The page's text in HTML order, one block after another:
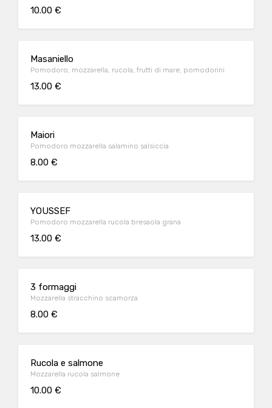
10.00 €
Masaniello
Pomodoro, mozzarella, rucola, frutti di mare, pomodorini
13.00 €
Maiori
Pomodoro mozzarella salamino salsiccia
8.00 €
YOUSSEF
Pomodoro mozzarella rucola bresaola grana
13.00 €
3 formaggi
Mozzarella stracchino scamorza
8.00 €
Rucola e salmone
Mozzarella rucola salmone
10.00 €